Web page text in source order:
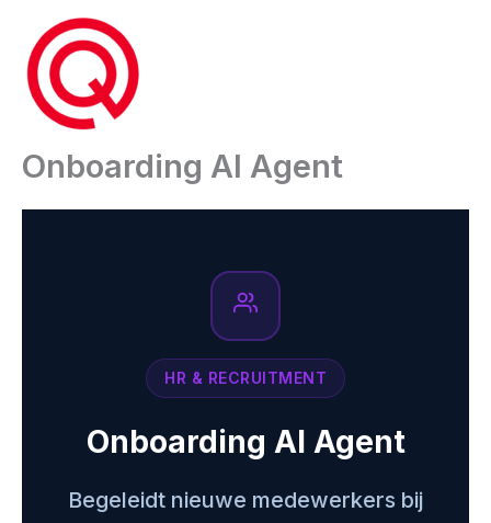
inhoud
Onboarding AI Agent
HR & RECRUITMENT
Onboarding AI Agent
Begeleidt nieuwe medewerkers bij